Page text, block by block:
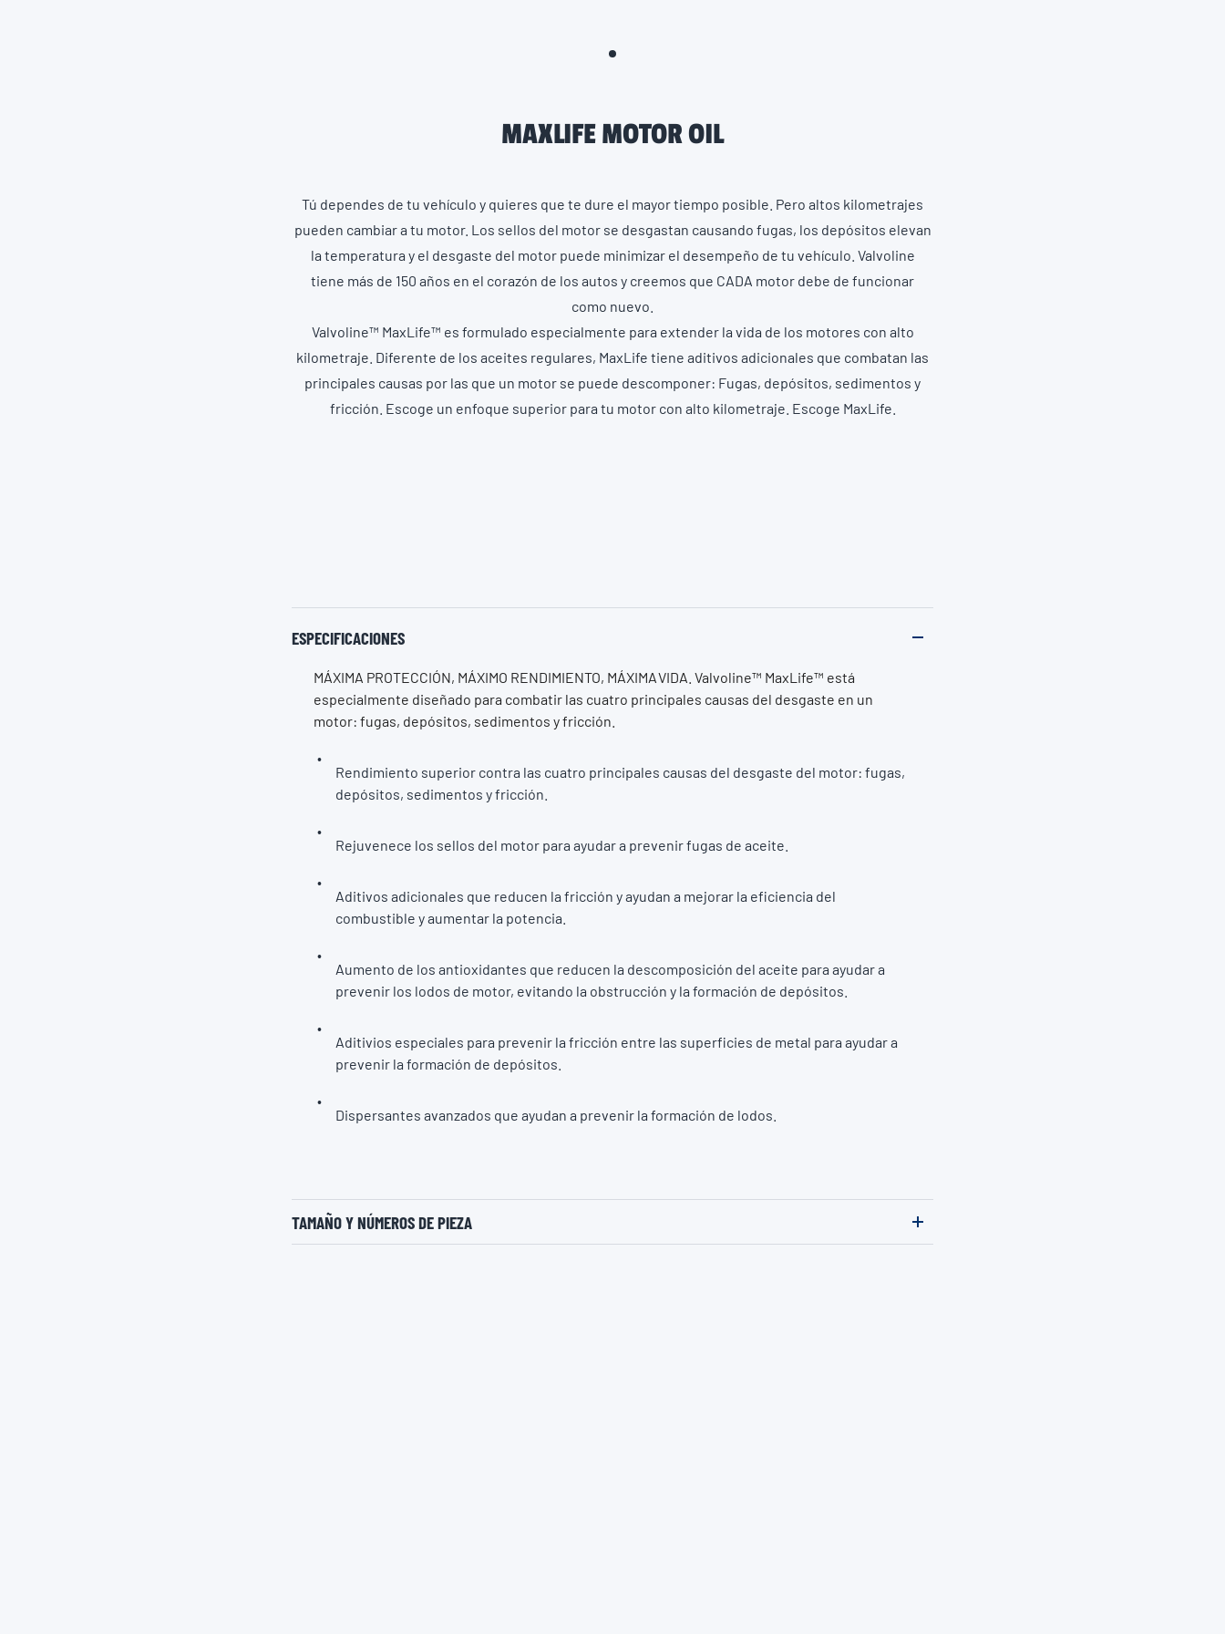
MAXLIFE MOTOR OIL
Tú dependes de tu vehículo y quieres que te dure el mayor tiempo posible. Pero altos kilometrajes
pueden cambiar a tu motor. Los sellos del motor se desgastan causando fugas, los depósitos elevan
la temperatura y el desgaste del motor puede minimizar el desempeño de tu vehículo. Valvoline
tiene más de 150 años en el corazón de los autos y creemos que CADA motor debe de funcionar
como nuevo.
Valvoline™ MaxLife™ es formulado especialmente para extender la vida de los motores con alto
kilometraje. Diferente de los aceites regulares, MaxLife tiene aditivos adicionales que combatan las
principales causas por las que un motor se puede descomponer: Fugas, depósitos, sedimentos y
fricción. Escoge un enfoque superior para tu motor con alto kilometraje. Escoge MaxLife.
ESPECIFICACIONES
MÁXIMA PROTECCIÓN, MÁXIMO RENDIMIENTO, MÁXIMA VIDA . Valvoline™ MaxLife™ está
especialmente diseñado para combatir las cuatro principales causas del desgaste en un
motor: fugas, depósitos, sedimentos y fricción.
Rendimiento superior contra las cuatro principales causas del desgaste del motor: fugas,
depósitos, sedimentos y fricción.
Rejuvenece los sellos del motor para ayudar a prevenir fugas de aceite.
Aditivos adicionales que reducen la fricción y ayudan a mejorar la eficiencia del
combustible y aumentar la potencia.
Aumento de los antioxidantes que reducen la descomposición del aceite para ayudar a
prevenir los lodos de motor, evitando la obstrucción y la formación de depósitos.
Aditivios especiales para prevenir la fricción entre las superficies de metal para ayudar a
prevenir la formación de depósitos.
Dispersantes avanzados que ayudan a prevenir la formación de lodos.
TAMAÑO Y NÚMEROS DE PIEZA